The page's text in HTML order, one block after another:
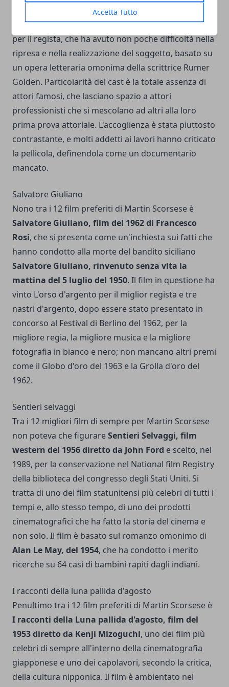
Accetta Tutto
film del 1951 diretto da Jean Renoir
interamente in India. Si tratta del primo film a colori
per il regista, che ha avuto non poche difficoltà nella
ripresa e nella realizzazione del soggetto, basato su
un opera letteraria omonima della scrittrice Rumer
Golden. Particolarità del cast è la totale assenza di
attori famosi, che lasciano spazio a attori
professionisti che si mescolano ad altri alla loro
prima prova attoriale. L'accoglienza è stata piuttosto
contrastante, e molti addetti ai lavori hanno criticato
la pellicola, definendola come un documentario
mancato.
Salvatore Giuliano
Nono tra i 12 film preferiti di Martin Scorsese è
Salvatore Giuliano, film del 1962 di Francesco
Rosi, che si presenta come un'inchiesta sui fatti che
hanno condotto alla morte del bandito siciliano
Salvatore Giuliano, rinvenuto senza vita la
mattina del 5 luglio del 1950. Il film in questione ha
vinto L'orso d'argento per il miglior regista e tre
nastri d'argento, dopo essere stato presentato in
concorso al Festival di Berlino del 1962, per la
migliore regia, la migliore musica e la migliore
fotografia in bianco e nero; non mancano altri premi
come il Globo d'oro del 1963 e la Grolla d'oro del
1962.
Sentieri selvaggi
Tra i 12 migliori film di sempre per Martin Scorsese
non poteva che figurareSentieri Selvaggi, film
western del 1956 diretto da John Ford e scelto, nel
1989, per la conservazione nel National film Registry
della biblioteca del congresso degli Stati Uniti. Si
tratta di uno dei film statunitensi più celebri di tutti i
tempi e, allo stesso tempo, di uno dei prodotti
cinematografici che ha fatto la storia del cinema e
non solo. Il film è basato sul romanzo omonimo di
Alan Le May, del 1954, che ha condotto i merito
ricerche su 64 casi di bambini rapiti dagli indiani.
I racconti della luna pallida d'agosto
Penultimo tra i 12 film preferiti di Martin Scorsese è
I racconti della Luna pallida d'agosto, film del
1953 diretto da Kenji Mizoguchi, uno dei film più
celebri di sempre all'interno della cinematografia
giapponese e uno dei capolavori, secondo la critica,
della cultura nipponica. Il film è ambientato nel